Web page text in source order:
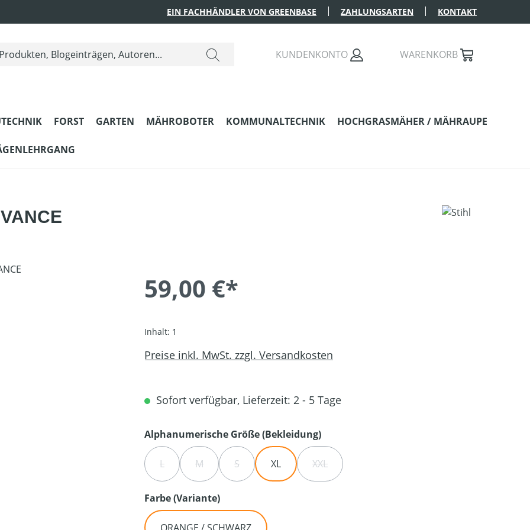
EIN FACHHÄNDLER VON GREENBASE ZAHLUNGSARTEN KONTAKT
KUNDENKONTO WARENKORB
FORST GARTEN MÄHROBOTER KOMMUNALTECHNIK HOCHGRASMÄHER / MÄHRAUPE
59,00 €*
Inhalt: 1
Preise inkl. MwSt. zzgl. Versandkosten
Sofort verfügbar, Lieferzeit: 2 - 5 Tage
Alphanumerische Größe (Bekleidung)auswählen
L(DIESE OPTION IST ZURZEIT NICHT VERFÜGBAR.)
M(DIESE OPTION IST ZURZEIT NICHT VERFÜGBAR.)
S(DIESE OPTION IST ZURZEIT NICHT VERFÜGBAR.)
XL XXL(DIESE OPTION IST ZURZEIT NICHT VERFÜGBAR.)
Farbe (Variante)auswählen